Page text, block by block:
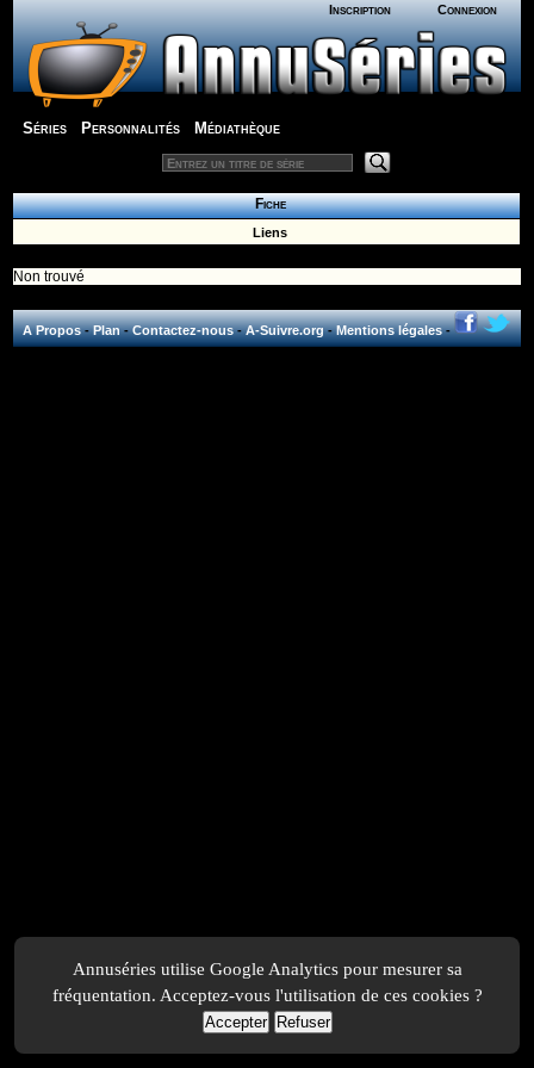
Inscription Connexion
Séries Personnalités Médiathèque
Fiche
Liens
Non trouvé
A Propos-Plan-Contactez-nous-A-Suivre.org-Mentions légales-
Annuséries utilise Google Analytics pour mesurer sa
fréquentation. Acceptez-vous l'utilisation de ces cookies ?
Accepter Refuser